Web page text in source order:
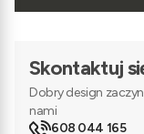
Skontaktuj
Dobry design
nami
608 044 165